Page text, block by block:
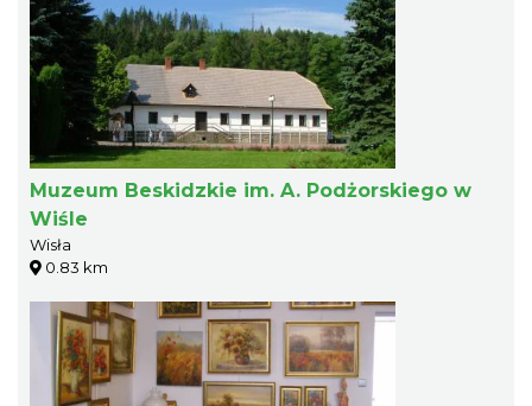
Muzeum Beskidzkie im. A. Podżorskiego w
Wiśle
Wisła
0.83 km